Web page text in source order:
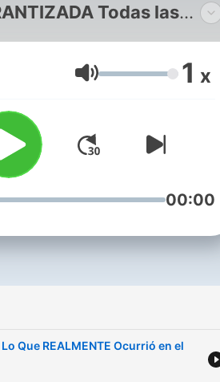
Todas las
ubicadas
al comienzo de
disfrutes de la
completa sin
publicitarios que
el suspenso.
historias de
profundidades más
de la noche, cuando
Volumen 1 x
00:00
Que REALMENTE Ocurrió en el